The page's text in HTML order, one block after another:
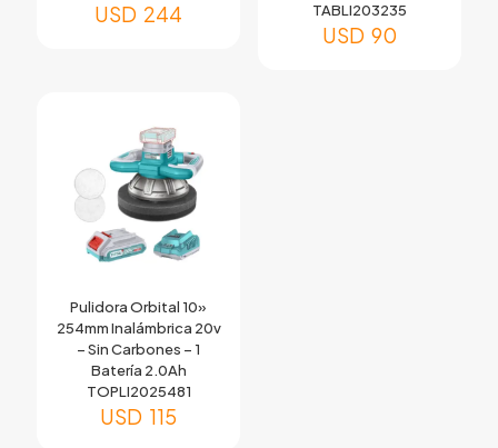
USD 244
TABLI203235
USD 90
Pulidora Orbital 10»
254mm Inalámbrica 20v
– Sin Carbones – 1
Batería 2.0Ah
TOPLI2025481
USD 115